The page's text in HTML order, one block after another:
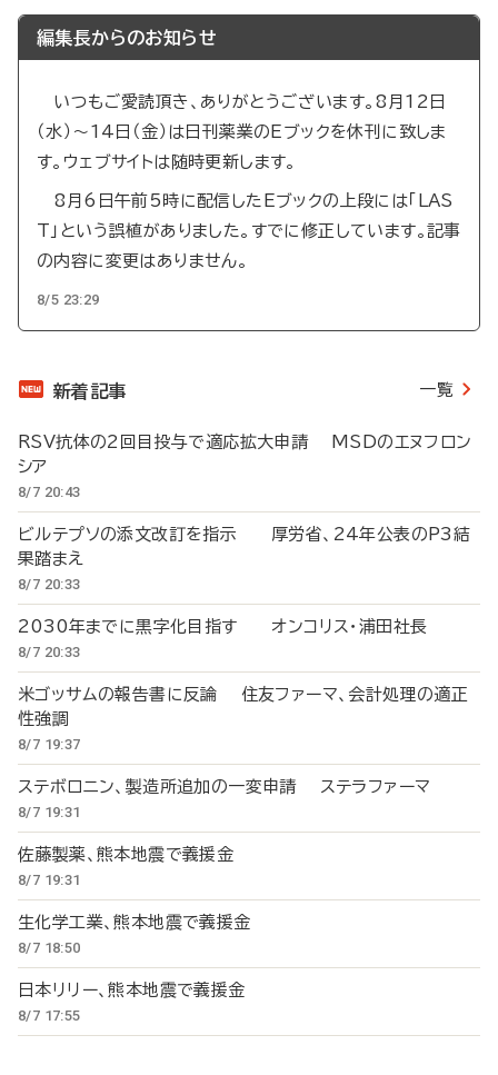
編集長からのお知らせ
いつもご愛読頂き、ありがとうございます。8月12日
（水）～14日（金）は日刊薬業のEブックを休刊に致しま
す。ウェブサイトは随時更新します。
8月6日午前5時に配信したEブックの上段には「LAS
T」という誤植がありました。すでに修正しています。記事
の内容に変更はありません。
8/5 23:29
新着記事 一覧
RSV抗体の2回目投与で適応拡大申請 MSDのエヌフロン
シア
8/7 20:43
ビルテプソの添文改訂を指示 厚労省、24年公表のP3結
果踏まえ
8/7 20:33
2030年までに黒字化目指す オンコリス・浦田社長
8/7 20:33
米ゴッサムの報告書に反論 住友ファーマ、会計処理の適正
性強調
8/7 19:37
ステボロニン、製造所追加の一変申請 ステラファーマ
8/7 19:31
佐藤製薬、熊本地震で義援金
8/7 19:31
生化学工業、熊本地震で義援金
8/7 18:50
日本リリー、熊本地震で義援金
8/7 17:55